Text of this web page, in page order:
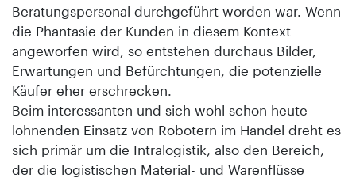
Beratungspersonal durchgeführt worden war. Wenn
die Phantasie der Kunden in diesem Kontext
angeworfen wird, so entstehen durchaus Bilder,
Erwartungen und Befürchtungen, die potenzielle
Käufer eher erschrecken.
Beim interessanten und sich wohl schon heute
lohnenden Einsatz von Robotern im Handel dreht es
sich primär um die Intralogistik, also den Bereich,
der die logistischen Material- und Warenflüsse